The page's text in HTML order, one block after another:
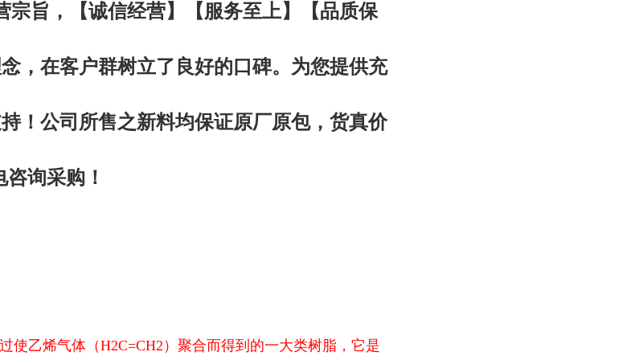
宗旨，【诚信经营】【服务至上】【品质保
，在客户群树立了良好的口碑。为您提供充
！公司所售之新料均保证原厂原包，货真价
询采购！
使乙烯气体（H2C=CH2）聚合而得到的一大类树脂，它是